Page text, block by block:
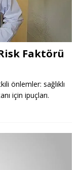
Faktörü
önlemler: sağlıklı
için ipuçları.